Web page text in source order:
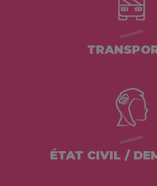
ÉTAT CIVIL /